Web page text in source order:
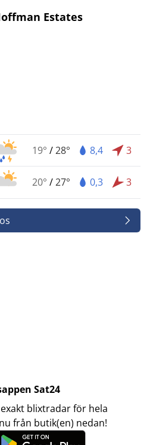
Estates
19° /28° 8,4 3
20° /27° 0,3 3
Sat24
blixtradar för hela
från butik(en) nedan!